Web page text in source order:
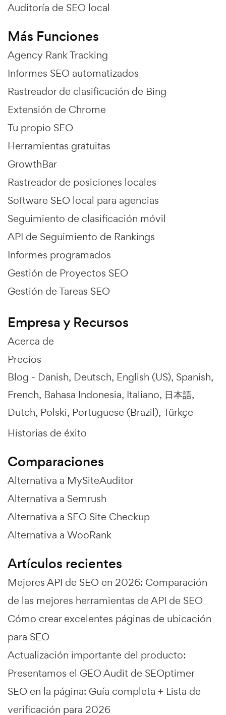
Auditoría de SEO local
Más Funciones
Agency Rank Tracking
Informes SEO automatizados
Rastreador de clasificación de Bing
Extensión de Chrome
Tu propio SEO
Herramientas gratuitas
GrowthBar
Rastreador de posiciones locales
Software SEO local para agencias
Seguimiento de clasificación móvil
API de Seguimiento de Rankings
Informes programados
Gestión de Proyectos SEO
Gestión de Tareas SEO
Empresa y Recursos
Acerca de
Precios
Blog - Danish Deutsch English (US) Spanish
French Bahasa Indonesia Italiano 日本語
Dutch Polski Portuguese (Brazil) Türkçe
Historias de éxito
Comparaciones
Alternativa a MySiteAuditor
Alternativa a Semrush
Alternativa a SEO Site Checkup
Alternativa a WooRank
Artículos recientes
Mejores API de SEO en 2026: Comparación
de las mejores herramientas de API de SEO
Cómo crear excelentes páginas de ubicación
para SEO
Actualización importante del producto:
Presentamos el GEO Audit de SEOptimer
SEO en la página: Guía completa + Lista de
verificación para 2026